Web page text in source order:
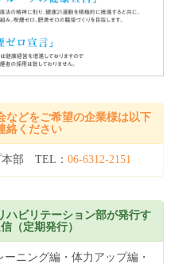
科・婦人科医師が解説
検診は「前立腺がん検査」50歳
す
の検査と治療」［2026年6月12日
始める運動講座動画公開
がんリスク検査導入。人間ドッ
開始
前から支える新たな先制医療拠
などをご希望の企業様は以下
絡ください
本部 TEL： 06-6312-2151
ビリテーション部が発行す
（定期発行）
ニング編・体力アップ編・